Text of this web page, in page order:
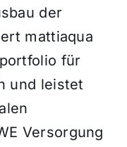
der
mattiaqua
für
und leistet
Versorgung